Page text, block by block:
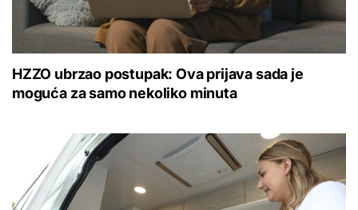
HZZO ubrzao postupak: Ova prijava sada je
moguća za samo nekoliko minuta